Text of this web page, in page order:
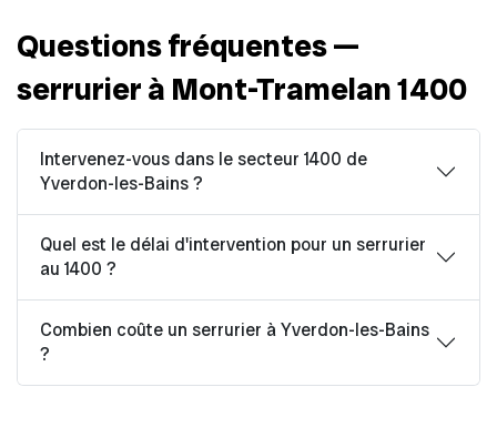
Questions fréquentes —
serrurier à Mont-Tramelan 1400
Intervenez-vous dans le secteur 1400 de
Yverdon-les-Bains ?
Quel est le délai d'intervention pour un serrurier
au 1400 ?
Combien coûte un serrurier à Yverdon-les-Bains
?